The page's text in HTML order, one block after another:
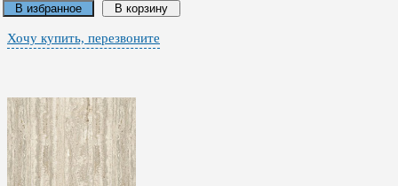
В избранное В корзину
Хочу купить, перезвоните